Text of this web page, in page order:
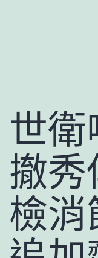
世衛
撤秀
檢消